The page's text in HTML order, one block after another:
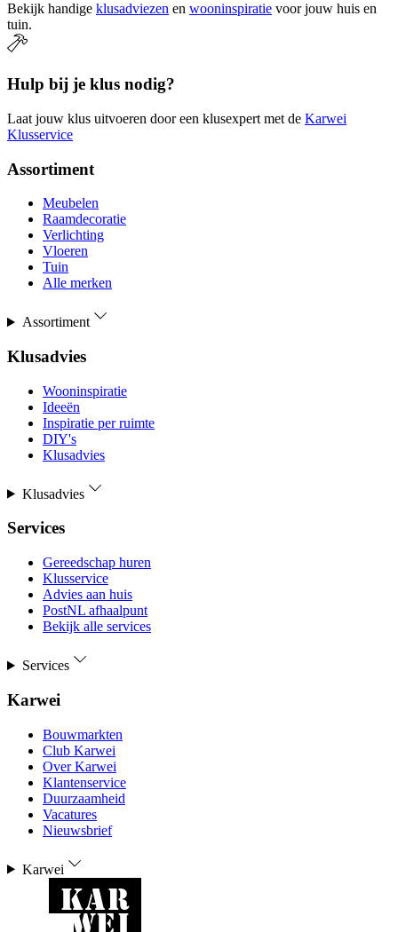
Bekijk handige klusadviezen en wooninspiratie voor jouw huis en
tuin.
Hulp bij je klus nodig?
Laat jouw klus uitvoeren door een klusexpert met de Karwei
Klusservice
Assortiment
Meubelen
Raamdecoratie
Verlichting
Vloeren
Tuin
Alle merken
Assortiment
Klusadvies
Wooninspiratie
Ideeën
Inspiratie per ruimte
DIY's
Klusadvies
Klusadvies
Services
Gereedschap huren
Klusservice
Advies aan huis
PostNL afhaalpunt
Bekijk alle services
Services
Karwei
Bouwmarkten
Club Karwei
Over Karwei
Klantenservice
Duurzaamheid
Vacatures
Nieuwsbrief
Karwei